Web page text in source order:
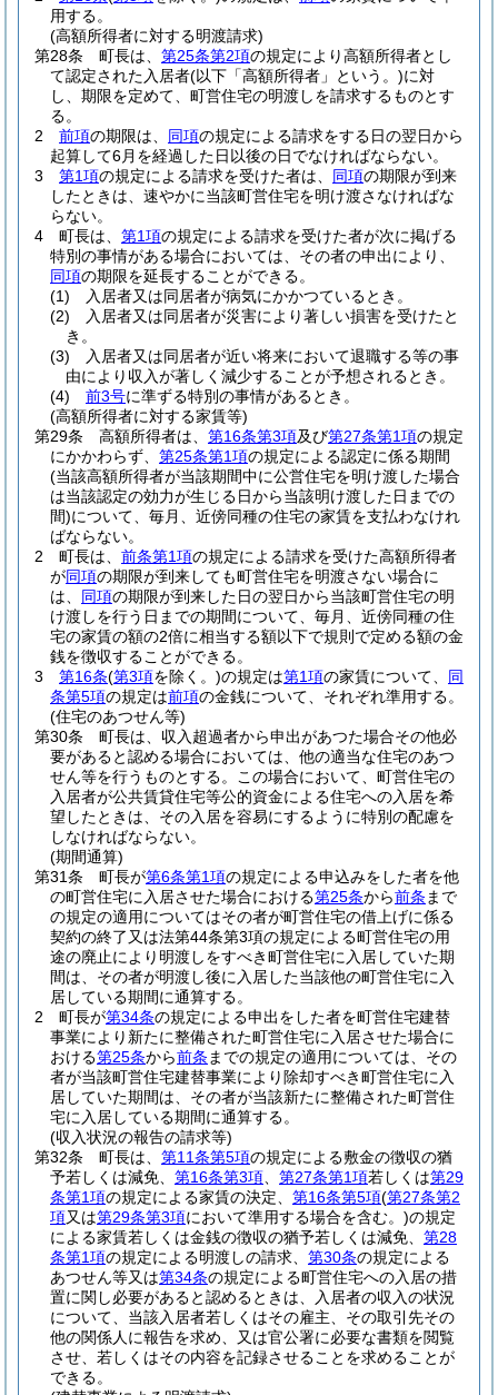
用する。
(高額所得者に対する明渡請求)
第28条
町長は、 第25条第2項の規定により高額所得者とし
て認定された入居者(以下「高額所得者」という。)に対
し、期限を定めて、町営住宅の明渡しを請求するものとす
る。
2
前項の期限は、 同項の規定による請求をする日の翌日から
起算して6月を経過した日以後の日でなければならない。
3
第1項の規定による請求を受けた者は、 同項の期限が到来
したときは、速やかに当該町営住宅を明け渡さなければな
らない。
4
町長は、 第1項の規定による請求を受けた者が次に掲げる
特別の事情がある場合においては、その者の申出により、
同項の期限を延長することができる。
(1)
入居者又は同居者が病気にかかつているとき。
(2)
入居者又は同居者が災害により著しい損害を受けたと
き。
(3)
入居者又は同居者が近い将来において退職する等の事
由により収入が著しく減少することが予想されるとき。
(4)
前3号に準ずる特別の事情があるとき。
(高額所得者に対する家賃等)
第29条
高額所得者は、 第16条第3項及び第27条第1項の規定
にかかわらず、 第25条第1項の規定による認定に係る期間
(当該高額所得者が当該期間中に公営住宅を明け渡した場合
は当該認定の効力が生じる日から当該明け渡した日までの
間)について、毎月、近傍同種の住宅の家賃を支払わなけれ
ばならない。
2
町長は、 前条第1項の規定による請求を受けた高額所得者
が同項の期限が到来しても町営住宅を明渡さない場合に
は、 同項の期限が到来した日の翌日から当該町営住宅の明
け渡しを行う日までの期間について、毎月、近傍同種の住
宅の家賃の額の2倍に相当する額以下で規則で定める額の金
銭を徴収することができる。
3
第16条(第3項を除く。)の規定は第1項の家賃について、 同
条第5項の規定は前項の金銭について、それぞれ準用する。
(住宅のあつせん等)
第30条
町長は、収入超過者から申出があつた場合その他必
要があると認める場合においては、他の適当な住宅のあつ
せん等を行うものとする。
この場合において、町営住宅の
入居者が公共賃貸住宅等公的資金による住宅への入居を希
望したときは、その入居を容易にするように特別の配慮を
しなければならない。
(期間通算)
第31条
町長が第6条第1項の規定による申込みをした者を他
の町営住宅に入居させた場合における第25条から前条 まで
の規定の適用についてはその者が町営住宅の借上げに係る
契約の終了又は法第44条第3項の規定による町営住宅の用
途の廃止により明渡しをすべき町営住宅に入居していた期
間は、その者が明渡し後に入居した当該他の町営住宅に入
居している期間に通算する。
2
町長が第34条の規定による申出をした者を町営住宅建替
事業により新たに整備された町営住宅に入居させた場合に
おける第25条から前条 までの規定の適用については、その
者が当該町営住宅建替事業により除却すべき町営住宅に入
居していた期間は、その者が当該新たに整備された町営住
宅に入居している期間に通算する。
(収入状況の報告の請求等)
第32条
町長は、 第11条第5項の規定による敷金の徴収の猶
予若しくは減免、 第16条第3項 第27条第1項若しくは第29
条第1項の規定による家賃の決定、 第16条第5項(第27条第2
項又は第29条第3項において準用する場合を含む。)の規定
による家賃若しくは金銭の徴収の猶予若しくは減免、 第28
条第1項の規定による明渡しの請求、 第30条の規定による
あつせん等又は第34条の規定による町営住宅への入居の措
置に関し必要があると認めるときは、入居者の収入の状況
について、当該入居者若しくはその雇主、その取引先その
他の関係人に報告を求め、又は官公署に必要な書類を閲覧
させ、若しくはその内容を記録させることを求めることが
できる。